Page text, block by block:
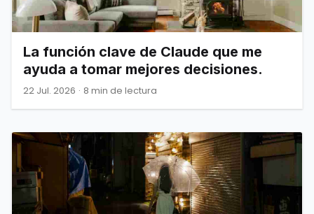
La función clave de Claude que me
ayuda a tomar mejores decisiones.
22 Jul. 2026 · 8 min de lectura